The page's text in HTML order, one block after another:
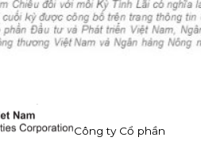
Công ty Cổ phần